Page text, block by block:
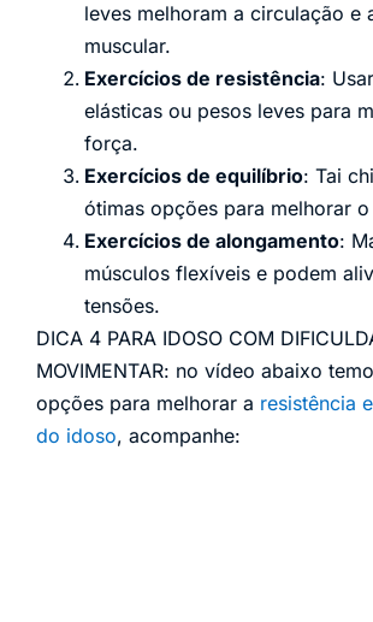
leves melhoram a circulação e
muscular.
Exercícios de resistência:
elásticas ou pesos leves para
força.
Exercícios de equilíbrio: Tai
ótimas opções para melhorar
Exercícios de alongamento:
músculos flexíveis e podem
tensões.
DICA 4 PARA IDOSO COM
MOVIMENTAR: no vídeo abaixo
opções para melhorar a resistência
do idoso, acompanhe: